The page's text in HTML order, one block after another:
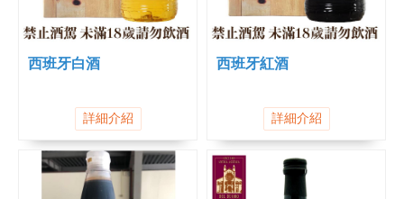
西班牙白酒
詳細介紹
西班牙紅酒
詳細介紹